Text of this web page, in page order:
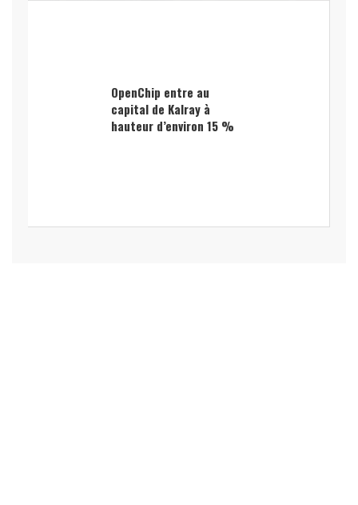
OpenChip entre au
capital de Kalray à
hauteur d’environ 15 %